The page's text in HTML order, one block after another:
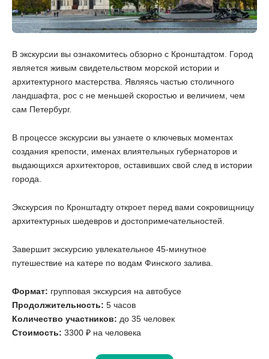
В экскурсии вы ознакомитесь обзорно с Кронштадтом. Город
является живым свидетельством морской истории и
архитектурного мастерства. Являясь частью столичного
ландшафта, рос с не меньшей скоростью и величием, чем
сам Петербург.
В процессе экскурсии вы узнаете о ключевых моментах
создания крепости, именах влиятельных губернаторов и
выдающихся архитекторов, оставивших свой след в истории
города.
Экскурсия по Кронштадту откроет перед вами сокровищницу
архитектурных шедевров и достопримечательностей.
Завершит экскурсию увлекательное 45-минутное
путешествие на катере по водам Финского залива.
Формат: групповая экскурсия на автобусе
Продолжительность: 5 часов
Количество участников: до 35 человек
Стоимость: 3300 ₽ на человека